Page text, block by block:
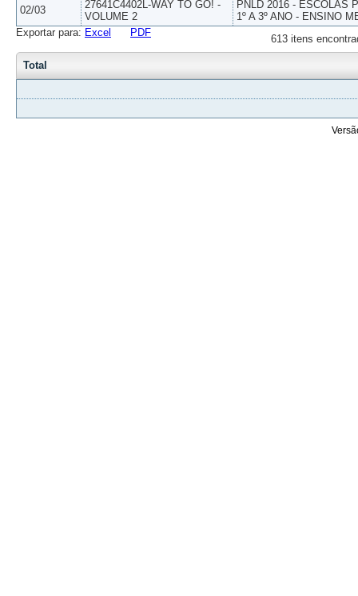
02/03
27641C4402L-WAY TO GO! -
VOLUME 2
PNLD 2016 - ESCOLAS
1º A 3º ANO - ENSINO
613 itens
Exportar para: Excel PDF
Total